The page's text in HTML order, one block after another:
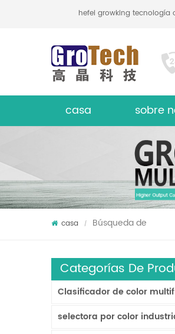
hefei growking
casa sobre
casa / Búsqueda de
Categorías De
Clasificador de color
selectora por color